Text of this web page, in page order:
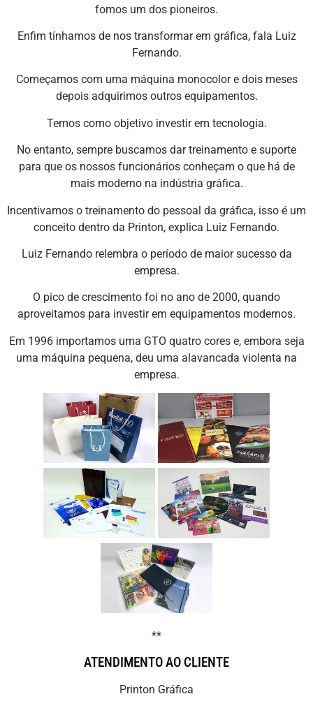
fomos um dos pioneiros.
Enfim tínhamos de nos transformar em gráfica, fala Luiz
Fernando.
Começamos com uma máquina monocolor e dois meses
depois adquirimos outros equipamentos.
Temos como objetivo investir em tecnologia.
No entanto, sempre buscamos dar treinamento e suporte
para que os nossos funcionários conheçam o que há de
mais moderno na indústria gráfica.
Incentivamos o treinamento do pessoal da gráfica, isso é um
conceito dentro da Printon, explica Luiz Fernando.
Luiz Fernando relembra o período de maior sucesso da
empresa.
O pico de crescimento foi no ano de 2000, quando
aproveitamos para investir em equipamentos modernos.
Em 1996 importamos uma GTO quatro cores e, embora seja
uma máquina pequena, deu uma alavancada violenta na
empresa.
**
ATENDIMENTO AO CLIENTE
Printon Gráfica